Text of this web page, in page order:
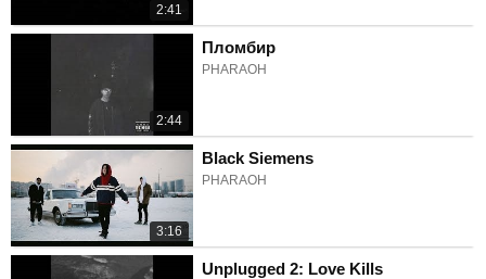
2:41
2:44
Пломбир
PHARAOH
3:16
Black Siemens
PHARAOH
Unplugged 2: Love Kills